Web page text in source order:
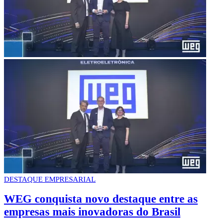
DESTAQUE EMPRESARIAL
WEG conquista novo destaque entre as
empresas mais inovadoras do Brasil